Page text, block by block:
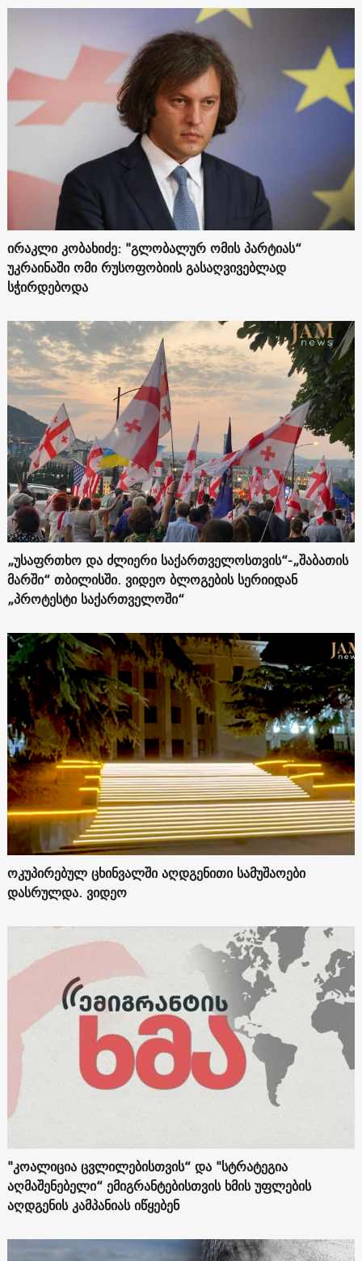
ირაკლი კობახიძე: "გლობალურ ომის პარტიას“
უკრაინაში ომი რუსოფობიის გასაღვივებლად
სჭირდებოდა
„უსაფრთხო და ძლიერი საქართველოსთვის“-„შაბათის
მარში“ თბილისში. ვიდეო ბლოგების სერიიდან
„პროტესტი საქართველოში“
ოკუპირებულ ცხინვალში აღდგენითი სამუშაოები
დასრულდა. ვიდეო
"კოალიცია ცვლილებისთვის“ და "სტრატეგია
აღმაშენებელი“ ემიგრანტებისთვის ხმის უფლების
აღდგენის კამპანიას იწყებენ